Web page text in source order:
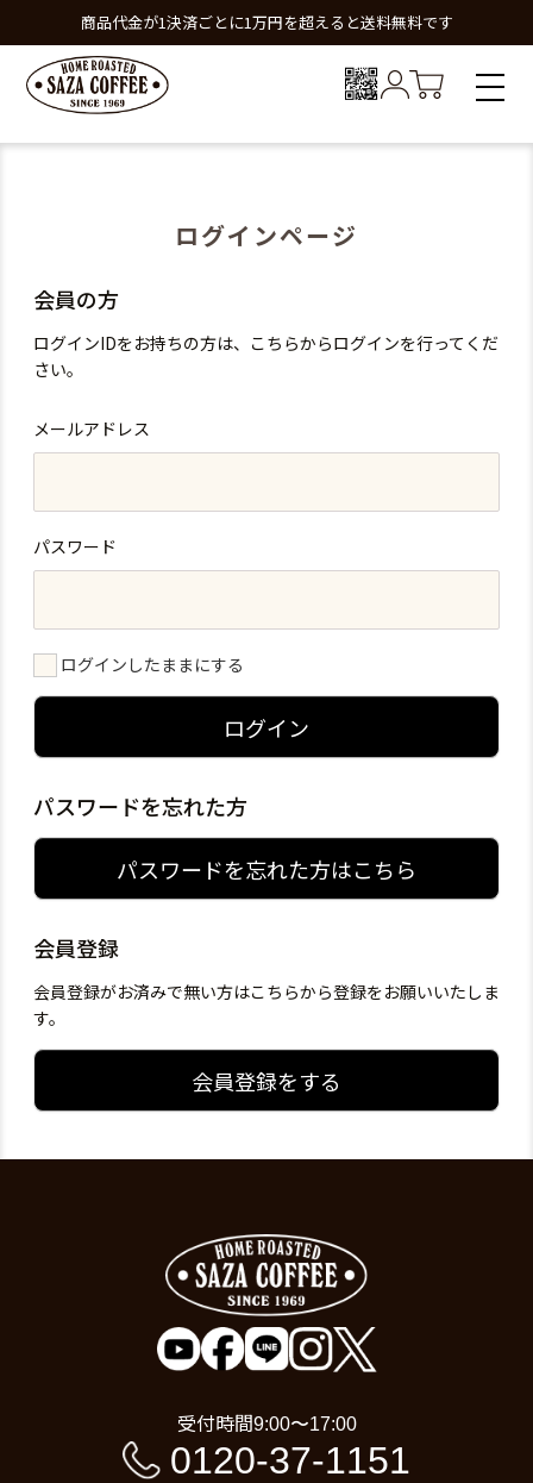
商品代金が1決済ごとに1万円を超えると送料無料です
ログインページ
会員の方
ログインIDをお持ちの方は、こちらからログインを行ってくだ
さい。
メールアドレス
パスワード
ログインしたままにする
ログイン
パスワードを忘れた方
パスワードを忘れた方はこちら
会員登録
会員登録がお済みで無い方はこちらから登録をお願いいたしま
す。
会員登録をする
受付時間9:00〜17:00
0120-37-1151